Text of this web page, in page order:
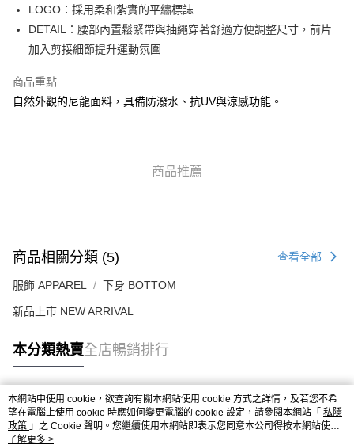
WeChat Pay
送貨方式
付款後順豐站及營業點
每筆HK$50.00，滿HK$499.00或以上免運費
LOGO：採用柔和紮實的平繡標誌
DETAIL：腰部內置鬆緊帶與抽繩穿著舒適方便調整尺寸，前片
加入剪接細節提升運動氛圍
商品重點
自然外觀的尼龍面料，具備防潑水、抗UV與涼感功能。
商品推薦
商品相關分類 (5) 查看全部
服飾 APPAREL 下身 BOTTOM
新品上市 NEW ARRIVAL
本分類熱賣全店暢銷排行
熱門標籤
本網站中使用 cookie，欲查詢有關本網站使用 cookie 方式之詳情，及若您不希
望在電腦上使用 cookie 時應如何變更電腦的 cookie 設定，請參閱本網站「 私隱
政策 」之 Cookie 聲明。您繼續使用本網站即表示您同意本公司得按本網站使用
條款之 Cookie 聲明使用 cookie。
了解更多 >